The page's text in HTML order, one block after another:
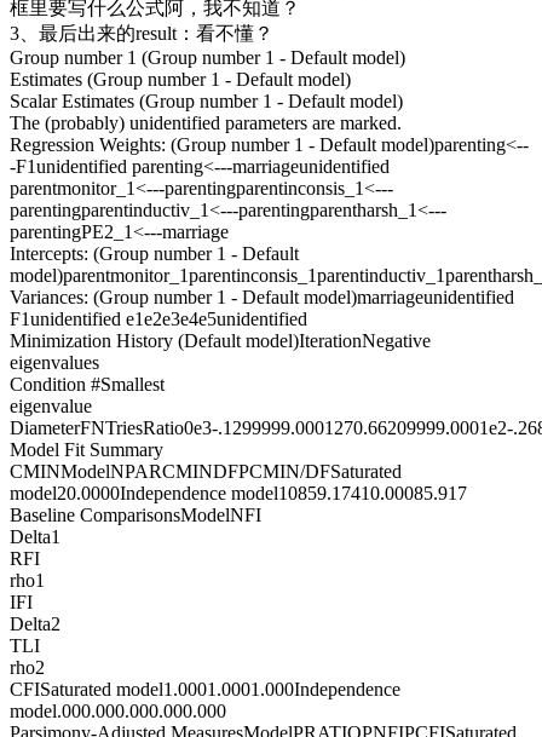
框里要写什么公式阿，我不知道？
3、最后出来的result：看不懂？
Group number 1 (Group number 1 - Default model)
Estimates (Group number 1 - Default model)
Scalar Estimates (Group number 1 - Default model)
The (probably) unidentified parameters are marked.
Regression Weights: (Group number 1 - Default model)parenting<--
-F1unidentified parenting<---marriageunidentified
parentmonitor_1<---parentingparentinconsis_1<---
parentingparentinductiv_1<---parentingparentharsh_1<---
parentingPE2_1<---marriage
Intercepts: (Group number 1 - Default
Variances: (Group number 1 - Default model)marriageunidentified
F1unidentified e1e2e3e4e5unidentified
Minimization History (Default model)IterationNegative
eigenvalues
Condition #Smallest
eigenvalue
DiameterFNTriesRatio0e3-.1299999.0001270.66209999.0001e2-
Model Fit Summary
CMINModelNPARCMINDFPCMIN/DFSaturated
model20.0000Independence model10859.17410.00085.917
Baseline ComparisonsModelNFI
Delta1
RFI
rho1
IFI
Delta2
TLI
rho2
CFISaturated model1.0001.0001.000Independence
model.000.000.000.000.000
Parsimony-Adjusted MeasuresModelPRATIOPNFIPCFISaturated